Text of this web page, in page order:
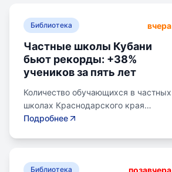
Библиотека вчера
Частные школы Кубани
бьют рекорды: +38%
учеников за пять лет
Количество обучающихся в частных
школах Краснодарского края
выросло на 38% за последние пять
детей. Рост популярности частного
Подробнее
Библиотека позавчера